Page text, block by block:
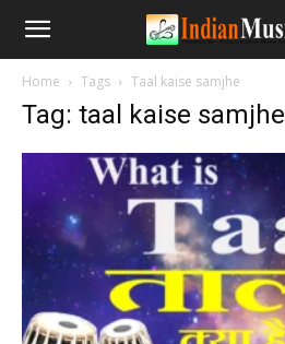
Home Tags Taal kaise samjhe
Tag: taal kaise samjhe